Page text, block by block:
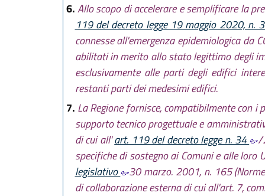
6.Allo scopo di accelerare e semplificare la
119 del decreto legge 19 maggio 2020, n.
connesse all'emergenza epidemiologica da
abilitati in merito allo stato legittimo degli
esclusivamente alle parti degli edifici
restanti parti dei medesimi edifici.
7. La Regione fornisce, compatibilmente con
supporto tecnico progettuale e
di cui all'art. 119 del decreto legge n. 34 /
specifiche di sostegno ai Comuni e alle
legislativo
30 marzo. 2001, n. 165
di collaborazione esterna di cui all'art. 7,